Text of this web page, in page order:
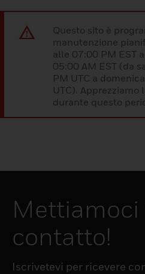
Questo sito è
manutenzione
alle 07:00 PM EST
05:00 AM EST (da
PM UTC a
UTC). Apprezziamo
durante questo
Mettiamoci
contatto!
Iscrivetevi per ricevere